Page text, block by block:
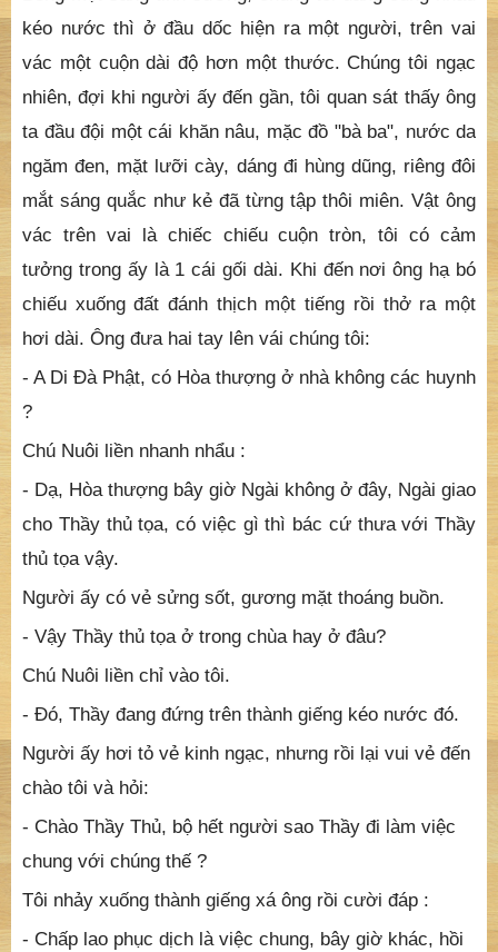
"khó" cho bước đường tu học của đời tôi.
Sau đó, bổn sư tôi cho tôi đi tha phương tu học một
thời gian. Trải qua 6 năm khi tôi trở về thì chiến cuộc
ở tỉnh nhà đã đến hồi khốc liệt. Tôi vâng mệnh Thầy
giữ chức vụ thủ tọa ở chùa Viên Giác.
Bỗng một sáng tinh sương, chúng tôi đang cùng nhau
kéo nước thì ở đầu dốc hiện ra một người, trên vai
vác một cuộn dài độ hơn một thước. Chúng tôi ngạc
nhiên, đợi khi người ấy đến gần, tôi quan sát thấy ông
ta đầu đội một cái khăn nâu, mặc đồ "bà ba", nước da
ngăm đen, mặt lưỡi cày, dáng đi hùng dũng, riêng đôi
mắt sáng quắc như kẻ đã từng tập thôi miên. Vật ông
vác trên vai là chiếc chiếu cuộn tròn, tôi có cảm
tưởng trong ấy là 1 cái gối dài. Khi đến nơi ông hạ bó
chiếu xuống đất đánh thịch một tiếng rồi thở ra một
hơi dài. Ông đưa hai tay lên vái chúng tôi:
- A Di Đà Phật, có Hòa thượng ở nhà không các huynh
thủ tọa vậy.